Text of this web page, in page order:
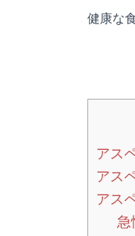
健康な
アス
アス
アス
急